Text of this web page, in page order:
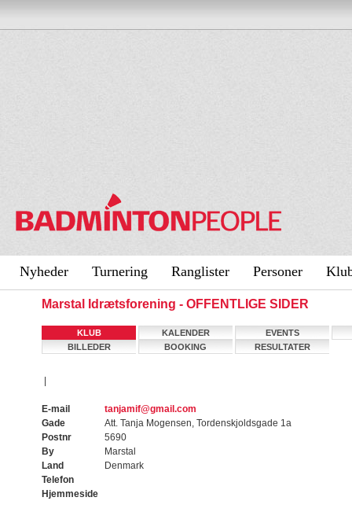
Nyheder Turnering Ranglister Personer
Marstal Idrætsforening - OFFENTLIGE SIDER
KLUB KALENDER
EVENTS
BILLEDER
BOOKING RESULTATER
E-mail
tanjamif@gmail.com
Gade
Att. Tanja Mogensen, Tordenskjoldsgade 1a
Postnr
5690
By
Marstal
Land
Denmark
Telefon
Hjemmeside